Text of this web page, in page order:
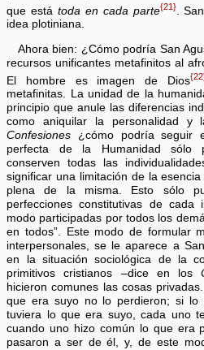
que está toda en cada parte{21}.
idea plotiniana.
Ahora bien: ¿Cómo podría San
recursos unificantes metafinitos al
El hombre es imagen de Dios
metafinitas. La unidad de la
principio que anule las diferencias
como aniquilar la personalidad
Confesiones ¿cómo podría seguir
perfecta de la Humanidad sólo
conserven todas las
significar una limitación de la
plena de la misma. Esto sólo
perfecciones constitutivas de cada
modo participadas por todos los
en todos”. Este modo de formular
interpersonales, se le aparece a
en la situación sociológica de la
primitivos cristianos –dice en los
hicieron comunes las cosas
que era suyo no lo perdieron; si lo
tuviera lo que era suyo, cada uno
cuando uno hizo común lo que era
pasaron a ser de él, y, de este